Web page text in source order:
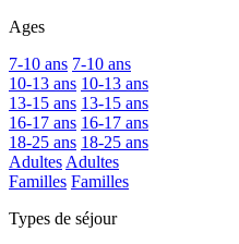
Ages
7-10 ans 7-10 ans
10-13 ans 10-13 ans
13-15 ans 13-15 ans
16-17 ans 16-17 ans
18-25 ans 18-25 ans
Adultes Adultes
Familles Familles
Types de séjour